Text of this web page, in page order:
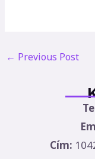
← Previous Post
Cím: